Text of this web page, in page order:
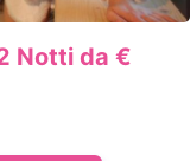
Notti da €